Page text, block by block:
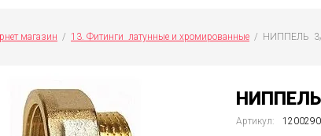
магазин
  /
13. Фитинги  латунные и хромированные
/  НИППЕЛЬ
НИППЕЛЬ
Артикул: